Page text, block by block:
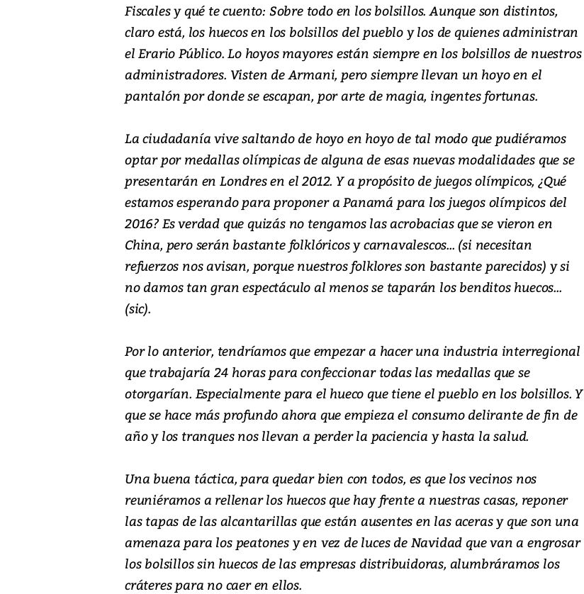
Fiscales y qué te cuento: Sobre todo en los bolsillos. Aunque son distintos,
claro está, los huecos en los bolsillos del pueblo y los de quienes administran
el Erario Público. Lo hoyos mayores están siempre en los bolsillos de nuestros
administradores. Visten de Armani, pero siempre llevan un hoyo en el
pantalón por donde se escapan, por arte de magia, ingentes fortunas.
La ciudadanía vive saltando de hoyo en hoyo de tal modo que pudiéramos
optar por medallas olímpicas de alguna de esas nuevas modalidades que se
presentarán en Londres en el 2012. Y a propósito de juegos olímpicos, ¿Qué
estamos esperando para proponer a Panamá para los juegos olímpicos del
2016? Es verdad que quizás no tengamos las acrobacias que se vieron en
China, pero serán bastante folklóricos y carnavalescos... (si necesitan
refuerzos nos avisan, porque nuestros folklores son bastante parecidos) y si
no damos tan gran espectáculo al menos se taparán los benditos huecos...
(sic).
Por lo anterior, tendríamos que empezar a hacer una industria interregional
que trabajaría 24 horas para confeccionar todas las medallas que se
otorgarían. Especialmente para el hueco que tiene el pueblo en los bolsillos. Y
que se hace más profundo ahora que empieza el consumo delirante de fin de
año y los tranques nos llevan a perder la paciencia y hasta la salud.
Una buena táctica, para quedar bien con todos, es que los vecinos nos
reuniéramos a rellenar los huecos que hay frente a nuestras casas, reponer
las tapas de las alcantarillas que están ausentes en las aceras y que son una
amenaza para los peatones y en vez de luces de Navidad que van a engrosar
los bolsillos sin huecos de las empresas distribuidoras, alumbráramos los
cráteres para no caer en ellos.